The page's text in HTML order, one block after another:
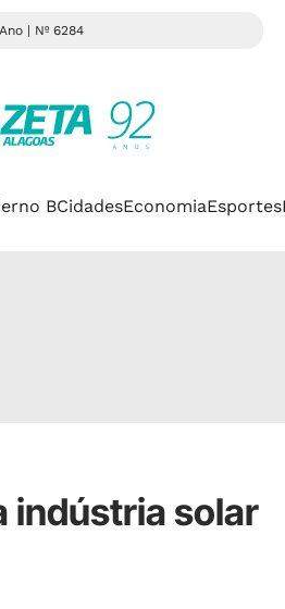
| Nº 6284
BCidadesEconomiaEsportes
indústria solar